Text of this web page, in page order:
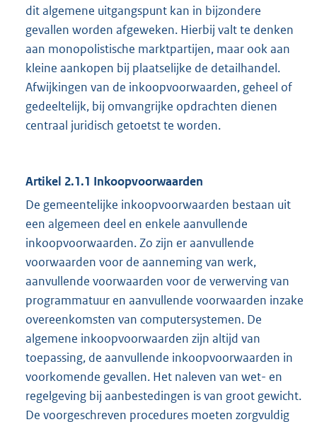
dit algemene uitgangspunt kan in bijzondere
gevallen worden afgeweken. Hierbij valt te denken
aan monopolistische marktpartijen, maar ook aan
kleine aankopen bij plaatselijke de detailhandel.
Afwijkingen van de inkoopvoorwaarden, geheel of
gedeeltelijk, bij omvangrijke opdrachten dienen
centraal juridisch getoetst te worden.
Artikel 2.1.1 Inkoopvoorwaarden
De gemeentelijke inkoopvoorwaarden bestaan uit
een algemeen deel en enkele aanvullende
inkoopvoorwaarden. Zo zijn er aanvullende
voorwaarden voor de aanneming van werk,
aanvullende voorwaarden voor de verwerving van
programmatuur en aanvullende voorwaarden inzake
overeenkomsten van computersystemen. De
algemene inkoopvoorwaarden zijn altijd van
toepassing, de aanvullende inkoopvoorwaarden in
voorkomende gevallen. Het naleven van wet- en
regelgeving bij aanbestedingen is van groot gewicht.
De voorgeschreven procedures moeten zorgvuldig